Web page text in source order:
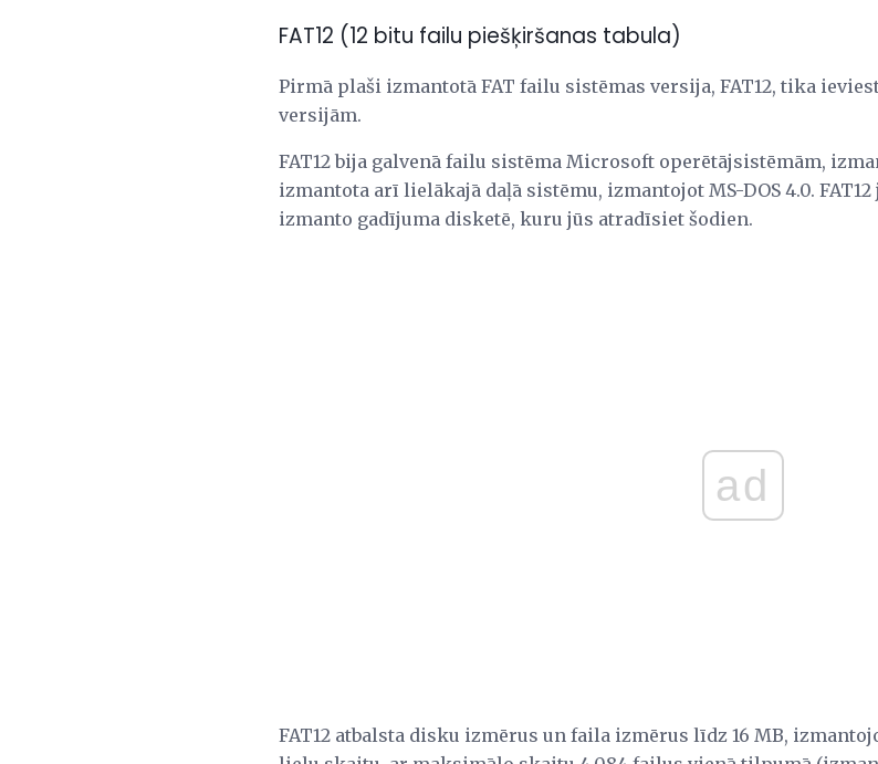
FAT12 (12 bitu failu piešķiršanas tabula)
Pirmā plaši izmantotā FAT failu sistēmas versija, FAT12, tika
versijām.
FAT12 bija galvenā failu sistēma Microsoft operētājsistēmām,
izmantota arī lielākajā daļā sistēmu, izmantojot MS-DOS 4.0.
izmanto gadījuma disketē, kuru jūs atradīsiet šodien.
ad
FAT12 atbalsta disku izmērus un faila izmērus līdz 16 MB,